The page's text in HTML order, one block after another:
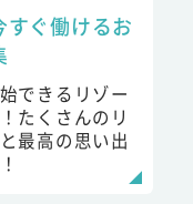
すぐ働けるお
できるリゾー
たくさんのリ
最高の思い出